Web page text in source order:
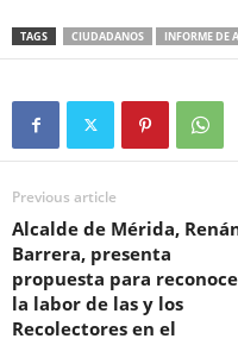
TAGS CIUDADANOS INFORME DE
Previous article
Alcalde de Mérida,
Barrera, presenta
propuesta para
la labor de las y los
Recolectores en el